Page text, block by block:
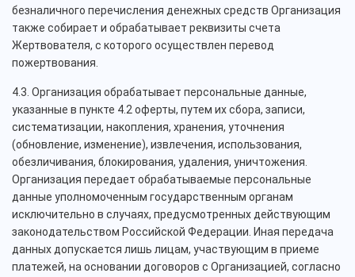
безналичного перечисления денежных средств Организация
также собирает и обрабатывает реквизиты счета
Жертвователя, с которого осуществлен перевод
пожертвования.
4.3. Организация обрабатывает персональные данные,
указанные в пункте 4.2 оферты, путем их сбора, записи,
систематизации, накопления, хранения, уточнения
(обновление, изменение), извлечения, использования,
обезличивания, блокирования, удаления, уничтожения.
Организация передает обрабатываемые персональные
данные уполномоченным государственным органам
исключительно в случаях, предусмотренных действующим
законодательством Российской Федерации. Иная передача
данных допускается лишь лицам, участвующим в приеме
платежей, на основании договоров с Организацией, согласно